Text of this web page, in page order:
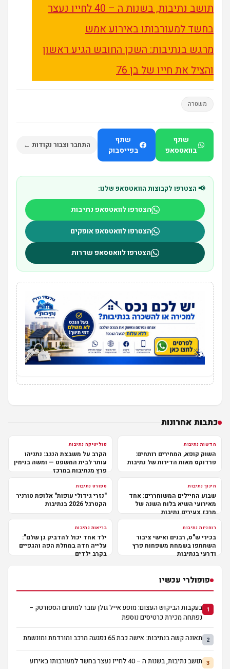
תושב נתיבות, בשנות ה – 40 לחייו נעצר
בחשד למעורבותו באירוע אמש
מרגש בנתיבות: השכן החובש הגיע ראשון
והציל את חייו של בן 76
משטרה
שתף
בוואטסאפ
שתף
בפייסבוק
התחבר וצבור נקודות ←
📢 הצטרפו לקבוצות הוואטסאפ שלנו:
הצטרפו לוואטסאפ נתיבות
הצטרפו לוואטסאפ אופקים
הצטרפו לוואטסאפ שדרות
כתבות אחרונות
חדשות נתיבות
השוק קופא, המחירים רותחים:
פרדוקס מאות הדירות של נתיבות
פוליטיקה נתיבות
הקרב על משבצת הנגב: נתניהו
עותר לבית המשפט — ומשה בנימין
פרץ מנתיבות במרכז
חינוך נתיבות
שבוע החיילים המשוחררים: אחד
מאירועי השיא בלוח השנה של
מרכז צעירים נתיבות
ספורט נתיבות
"נזרי גידולי עופות" אלופת טורניר
הקטרגל 2026 בנתיבות
רוחניות נתיבות
בכירי ש"ס, רבנים ואישי ציבור
השתתפו בשמחת משפחות פרץ
ודרעי בנתיבות
בריאות נתיבות
ילד אחד יכול להדביק גן שלם":
עלייה חדה במחלת הפה והגפיים
בקרב ילדים
פופולרי עכשיו
1 בעקבות הביקוש העצום: מופע אייל גולן עובר למתחם הספורטק –
נפתחה מכירת כרטיסים נוספת
2 תאונה קשה בנתיבות: אישה כבת 65 נפגעה מרכב ומורדמת ומונשמת
3
תושב נתיבות, בשנות ה – 40 לחייו נעצר בחשד למעורבותו באירוע